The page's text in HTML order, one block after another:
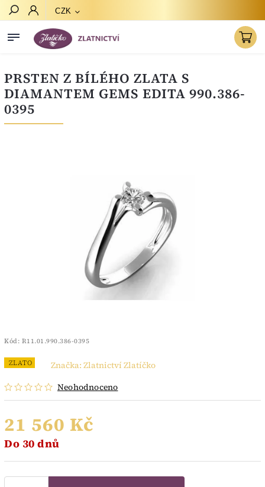
CZK
PRSTEN Z BÍLÉHO ZLATA S
DIAMANTEM GEMS EDITA 990.386-
0395
Kód: R11.01.990.386-0395
ZLATO
Neohodnoceno
Značka: Zlatnictví Zlatíčko
21 560 Kč
Do 30 dnů